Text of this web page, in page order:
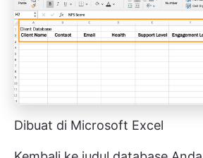
Dibuat di Microsoft Excel